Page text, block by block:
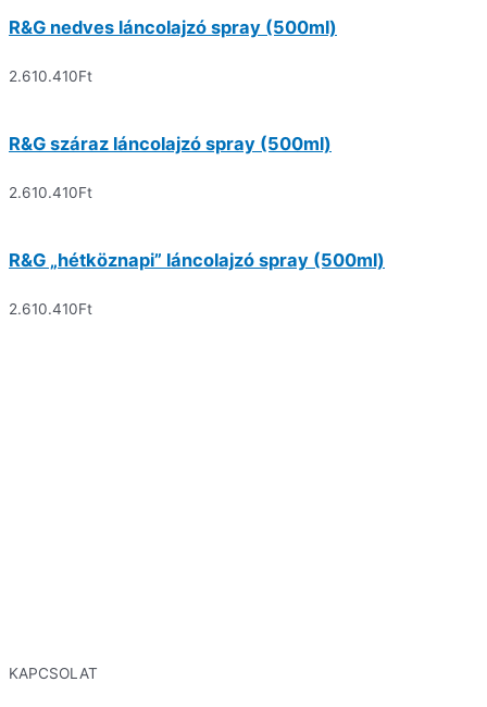
R&G nedves láncolajzó spray (500ml)
2.610.410Ft
R&G száraz láncolajzó spray (500ml)
2.610.410Ft
R&G „hétköznapi” láncolajzó spray (500ml)
2.610.410Ft
KAPCSOLAT